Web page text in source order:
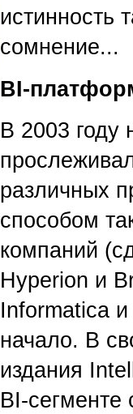
истинность
сомнение...
BI-
В 2003 году
различных
способом
компаний
Hyperion и
Informatica
начало. В
издания
BI-сегменте